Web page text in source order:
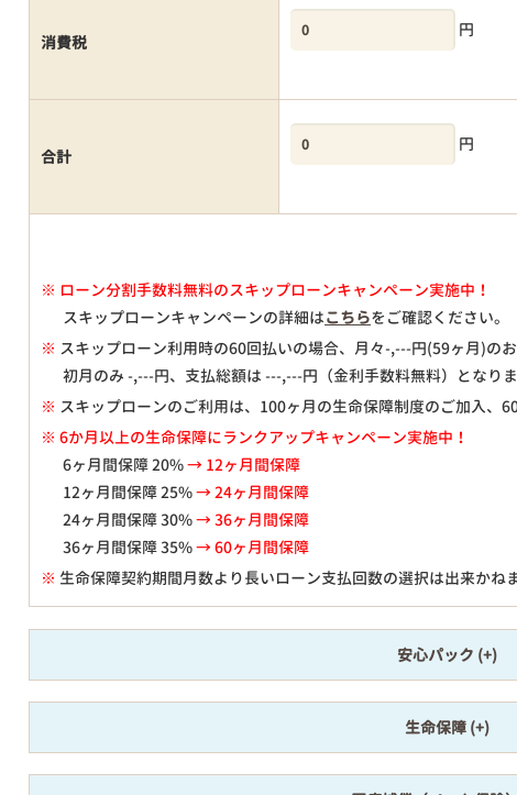
消費税
円
合計
円
※ ローン分割手数料無料のスキップローンキャンペーン実施中！
スキップローンキャンペーンの詳細はこちらをご確認ください。
※ スキップローン利用時の60回払いの場合、月々-,---円(59ヶ月)の
初月のみ -,---円、支払総額は ---,---円（金利手数料無料）となり
※ スキップローンのご利用は、100ヶ月の生命保障制度のご加入、
※ 6か月以上の生命保障にランクアップキャンペーン実施中！
6ヶ月間保障 20%→ 12ヶ月間保障
12ヶ月間保障 25%→ 24ヶ月間保障
24ヶ月間保障 30%→ 36ヶ月間保障
36ヶ月間保障 35%→ 60ヶ月間保障
※ 生命保障契約期間月数より長いローン支払回数の選択は出来かね
安心パック
生命保障